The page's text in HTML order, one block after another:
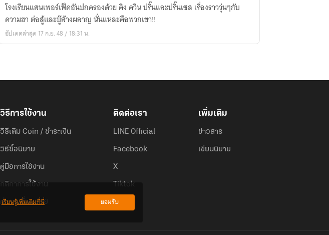
โรงเรียนแสนเพอร์เฟ็คอันปกครองด้วย คิง ควีน ปริ๊นและปริ๊นเซส เรื่องราววุ่นๆกับ
ความฮา ต่อสู้และบู๊ล้างผลาญ นั่นแหละคือพวกเขา!!
อัปเดตล่าสุด 17 ก.ย. 48 / 18:31 น.
วิธีการใช้งาน
วิธีเติม Coin / ชำระเงิน
วิธีซื้อนิยาย
คู่มือการใช้งาน
กติกาการใช้งาน
คำถามที่พบบ่อย
ติดต่อเรา
LINE Official
Facebook
X
Tiktok
เพิ่มเติม
ข่าวสาร
เขียนนิยาย
เรียนรู้เพิ่มเติมที่นี่ ยอมรับ